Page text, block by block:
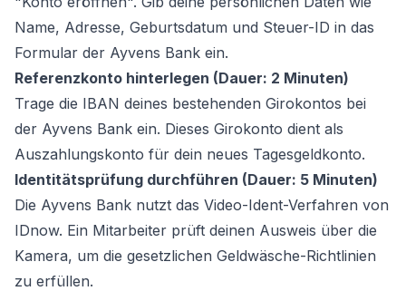
Name, Adresse, Geburtsdatum und Steuer-ID in das
Formular der Ayvens Bank ein.
Referenzkonto hinterlegen (Dauer: 2 Minuten)
Trage die IBAN deines bestehenden Girokontos bei
der Ayvens Bank ein. Dieses Girokonto dient als
Auszahlungskonto für dein neues Tagesgeldkonto.
Identitätsprüfung durchführen (Dauer: 5 Minuten)
Die Ayvens Bank nutzt das Video-Ident-Verfahren von
IDnow. Ein Mitarbeiter prüft deinen Ausweis über die
Kamera, um die gesetzlichen Geldwäsche-Richtlinien
zu erfüllen.